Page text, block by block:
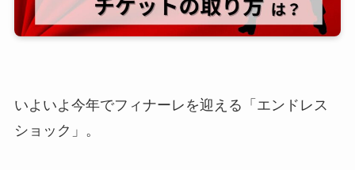
いよいよ今年でフィナーレを迎える「エンドレス
ショック」。